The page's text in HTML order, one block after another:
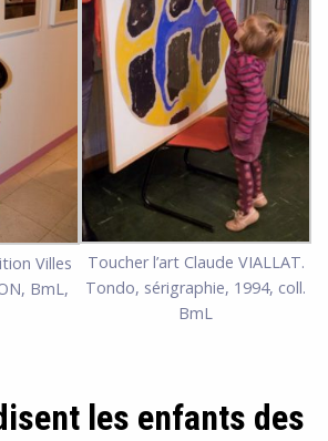
Villes
BmL,
Toucher l’art Claude VIALLAT.
Tondo, sérigraphie, 1994, coll.
BmL
les enfants des